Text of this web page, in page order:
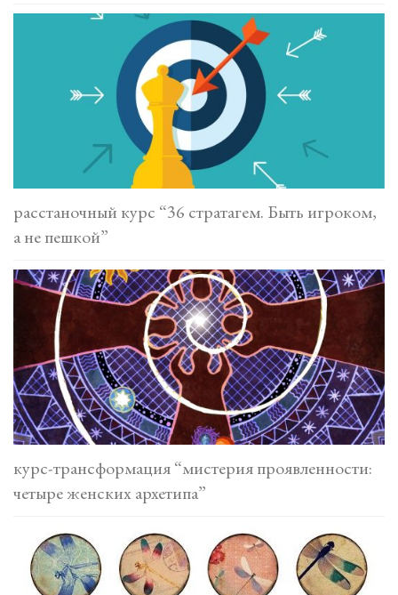
расстаночный курс “36 стратагем. Быть игроком,
а не пешкой”
курс-трансформация “мистерия проявленности:
четыре женских архетипа”